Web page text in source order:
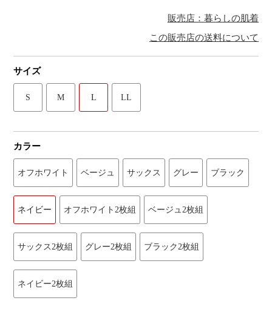
販売店：暮らしの肌着
この販売店の送料について
サイズ
S M L LL
カラー
オフホワイト ベージュ サックス グレー ブラック
ネイビー オフホワイト2枚組 ベージュ2枚組
サックス2枚組 グレー2枚組 ブラック2枚組
ネイビー2枚組